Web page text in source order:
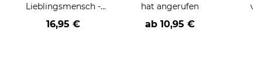
Lieblingsmensch -
Innen & Henkel
Schwarz
16,95 €
hat angerufen
ab 10,95 €